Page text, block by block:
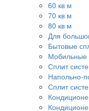
60 кв м
70 кв м
80 кв м
Для
Бытовые
Мобильные
Сплит
Напольно-
Сплит